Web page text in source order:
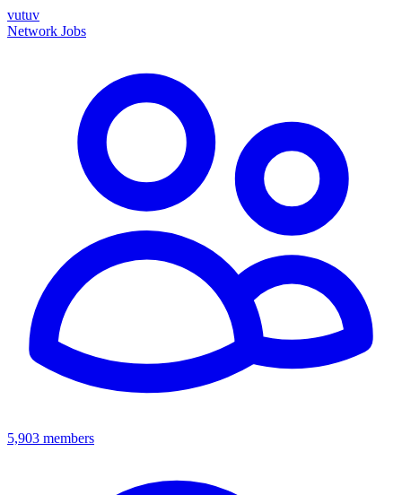
vutuv
Network Jobs
5,903 members